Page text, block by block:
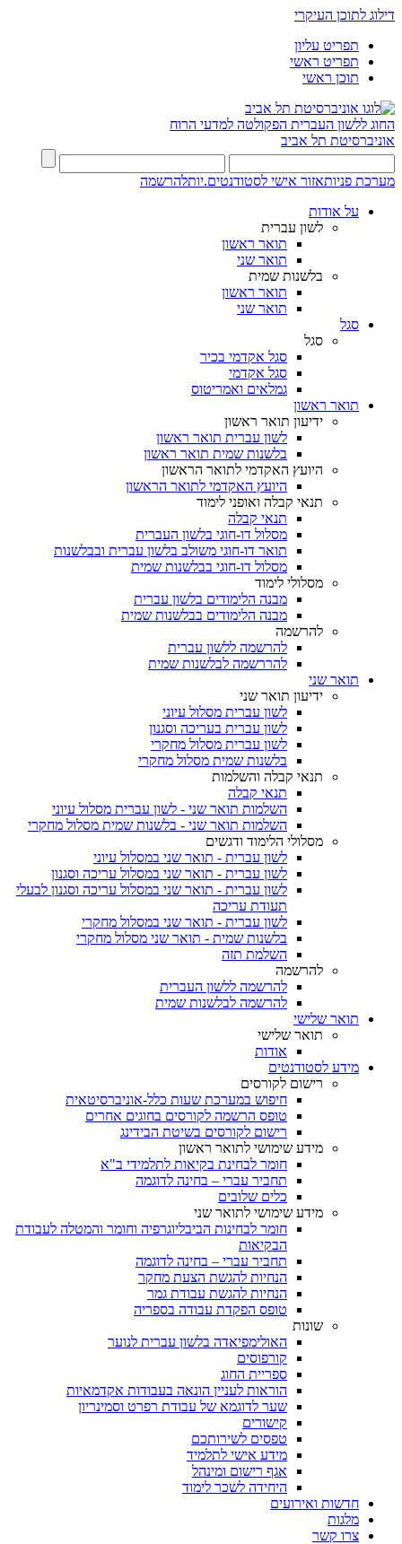
דילוג לתוכן העיקרי
תפריט עליון
תפריט ראשי
תוכן ראשי
החוג ללשון העברית הפקולטה למדעי הרוח
אוניברסיטת תל אביב
מערכת פניותאזור אישי לסטודנטים.יותלהרשמה
על אודות
לשון עברית
תואר ראשון
תואר שני
בלשנות שמית
תואר ראשון
תואר שני
סגל
סגל
סגל אקדמי בכיר
סגל אקדמי
גמלאים ואמריטוס
תואר ראשון
ידיעון תואר ראשון
לשון עברית תואר ראשון
בלשנות שמית תואר ראשון
היועץ האקדמי לתואר הראשון
היועץ האקדמי לתואר הראשון
תנאי קבלה ואופני לימוד
תנאי קבלה
מסלול דו-חוגי בלשון העברית
תואר דו-חוגי משולב בלשון עברית ובבלשנות
מסלול דו-חוגי בבלשנות שמית
מסלולי לימוד
מבנה הלימודים בלשון עברית
מבנה הלימודים בבלשנות שמית
להרשמה
להרשמה ללשון עברית
להררשמה לבלשנות שמית
תואר שני
ידיעון תואר שני
לשון עברית מסלול עיוני
לשון עברית בעריכה וסגנון
לשון עברית מסלול מחקרי
בלשנות שמית מסלול מחקרי
תנאי קבלה והשלמות
תנאי קבלה
השלמות תואר שני - לשון עברית מסלול עיוני
השלמות תואר שני - בלשנות שמית מסלול מחקרי
מסלולי הלימוד ודגשים
לשון עברית - תואר שני במסלול עיוני
לשון עברית - תואר שני במסלול עריכה וסגנון
לשון עברית - תואר שני במסלול עריכה וסגנון לבעלי
תעודת עריכה
לשון עברית - תואר שני במסלול מחקרי
בלשנות שמית - תואר שני מסלול מחקרי
השלמת תזה
להרשמה
להרשמה ללשון העברית
להרשמה לבלשנות שמית
תואר שלישי
תואר שלישי
אודות
מידע לסטודנטים
רישום לקורסים
חיפוש במערכת שעות כלל-אוניברסיטאית
טופס הרשמה לקורסים בחוגים אחרים
רישום לקורסים בשיטת הבידינג
מידע שימושי לתואר ראשון
חומר לבחינת בקיאות לתלמידי ב"א
תחביר עברי – בחינה לדוגמה
כלים שלובים
מידע שימושי לתואר שני
חומר לבחינות הביבליוגרפיה וחומר והמטלה לעבודת
הבקיאות
תחביר עברי – בחינה לדוגמה
הנחיות להגשת הצעת מחקר
הנחיות להגשת עבודת גמר
טופס הפקדת עבודה בספריה
שונות
האולימפיאדה בלשון עברית לנוער
קורפוסים
ספריית החוג
הוראות לעניין הונאה בעבודות אקדמאיות
שער לדוגמא של עבודת רפרט וסמינריון
קישורים
טפסים לשירותכם
מידע אישי לתלמיד
אגף רישום ומינהל
היחידה לשכר לימוד
חדשות ואירועים
מלגות
צרו קשר